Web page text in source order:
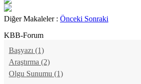
Diğer Makaleler : Önceki Sonraki
KBB-Forum
Başyazı (1)
Araştırma (2)
Olgu Sunumu (1)